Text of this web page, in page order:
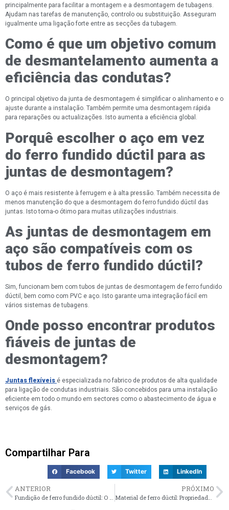
principalmente para facilitar a montagem e a desmontagem de tubagens.
Ajudam nas tarefas de manutenção, controlo ou substituição. Asseguram
igualmente uma ligação forte entre as secções da tubagem.
Como é que um objetivo comum
de desmantelamento aumenta a
eficiência das condutas?
O principal objetivo da junta de desmontagem é simplificar o alinhamento e o
ajuste durante a instalação. Também permite uma desmontagem rápida
para reparações ou actualizações. Isto aumenta a eficiência global.
Porquê escolher o aço em vez
do ferro fundido dúctil para as
juntas de desmontagem?
O aço é mais resistente à ferrugem e à alta pressão. Também necessita de
menos manutenção do que a desmontagem do ferro fundido dúctil das
juntas. Isto torna-o ótimo para muitas utilizações industriais.
As juntas de desmontagem em
aço são compatíveis com os
tubos de ferro fundido dúctil?
Sim, funcionam bem com tubos de juntas de desmontagem de ferro fundido
dúctil, bem como com PVC e aço. Isto garante uma integração fácil em
vários sistemas de tubagens.
Onde posso encontrar produtos
fiáveis de juntas de
desmontagem?
Juntas flexíveis é especializada no fabrico de produtos de alta qualidade
para ligação de condutas industriais. São concebidos para uma instalação
eficiente em todo o mundo em sectores como o abastecimento de água e
serviços de gás.
Compartilhar Para
Facebook Twitter LinkedIn
ANTERIOR PRÓXIMO